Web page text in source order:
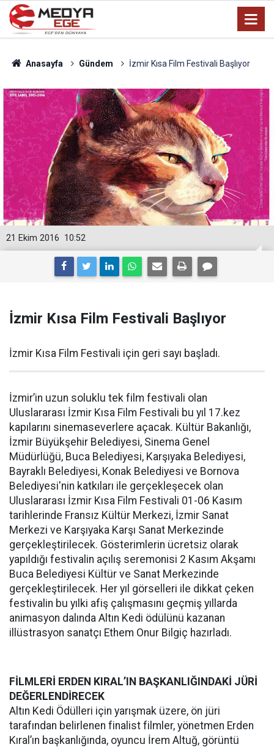
Anasayfa Gündem İzmir Kısa Film Festivali Başlıyor
10:52
21 Ekim 2016
İzmir Kısa Film Festivali Başlıyor
İzmir Kısa Film Festivali için geri sayı başladı.
İzmir’in uzun soluklu tek film festivali olan
Uluslararası İzmir Kısa Film Festivali bu yıl 17.kez
kapılarını sinemaseverlere açacak. Kültür Bakanlığı,
İzmir Büyükşehir Belediyesi, Sinema Genel
Müdürlüğü, Buca Belediyesi, Karşıyaka Belediyesi,
Bayraklı Belediyesi, Konak Belediyesi ve Bornova
Belediyesi'nin katkıları ile gerçekleşecek olan
Uluslararası İzmir Kısa Film Festivali 01-06 Kasım
tarihlerinde Fransız Kültür Merkezi, İzmir Sanat
Merkezi ve Karşıyaka Karşı Sanat Merkezinde
gerçekleştirilecek. Gösterimlerin ücretsiz olarak
yapıldığı festivalin açılış seremonisi 2 Kasım Akşamı
Buca Belediyesi Kültür ve Sanat Merkezinde
gerçekleştirilecek. Her yıl görselleri ile dikkat çeken
festivalin bu yılki afiş çalışmasını geçmiş yıllarda
animasyon dalında Altın Kedi ödülünü kazanan
illüstrasyon sanatçı Ethem Onur Bilgiç hazırladı.
FİLMLERİ ERDEN KIRAL’IN BAŞKANLIĞINDAKİ JÜRİ
DEĞERLENDİRECEK
Altın Kedi Ödülleri için yarışmak üzere, ön jüri
tarafından belirlenen finalist filmler, yönetmen Erden
Kıral’ın başkanlığında, oyuncu İrem Altuğ, görüntü